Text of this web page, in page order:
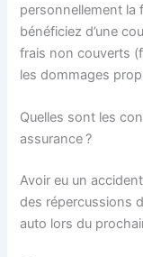
personnellement la
bénéficiez d’une
frais non couverts
les dommages
Quelles sont les
assurance ?
Avoir eu un
des répercussions
auto lors du